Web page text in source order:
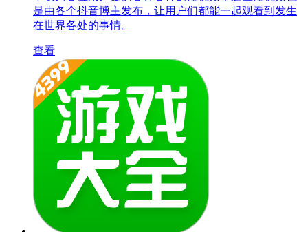
是由各个抖音博主发布，让用户们都能一起观看到发生
在世界各处的事情。
查看